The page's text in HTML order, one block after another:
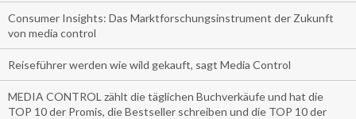
Consumer Insights: Das Marktforschungsinstrument der Zukunft
von media control
Reiseführer werden wie wild gekauft, sagt Media Control
MEDIA CONTROL zählt die täglichen Buchverkäufe und hat die
TOP 10 der Promis, die Bestseller schreiben und die TOP 10 der